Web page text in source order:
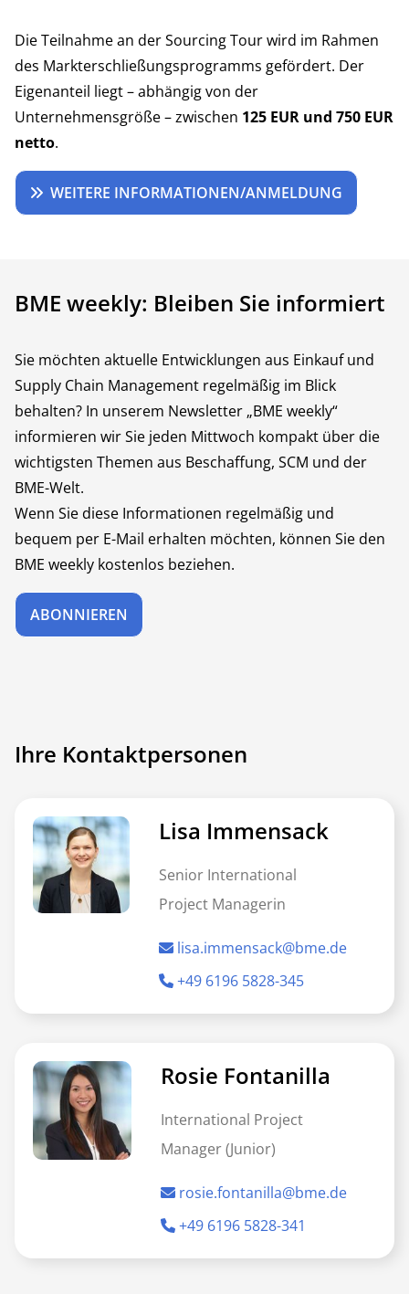
Die Teilnahme an der Sourcing Tour wird im Rahmen
des Markterschließungsprogramms gefördert. Der
Eigenanteil liegt – abhängig von der
Unternehmensgröße – zwischen 125 EUR und 750 EUR
netto.
WEITERE INFORMATIONEN/ANMELDUNG
BME weekly: Bleiben Sie informiert
Sie möchten aktuelle Entwicklungen aus Einkauf und
Supply Chain Management regelmäßig im Blick
behalten? In unserem Newsletter „BME weekly“
informieren wir Sie jeden Mittwoch kompakt über die
wichtigsten Themen aus Beschaffung, SCM und der
BME-Welt.
Wenn Sie diese Informationen regelmäßig und
bequem per E-Mail erhalten möchten, können Sie den
BME weekly kostenlos beziehen.
ABONNIEREN
Ihre Kontaktpersonen
Lisa Immensack
Senior International
Project Managerin
lisa.immensack@bme.de
+49 6196 5828-345
Rosie Fontanilla
International Project
Manager (Junior)
rosie.fontanilla@bme.de
+49 6196 5828-341